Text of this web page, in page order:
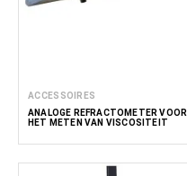
ACCESSOIRES
ANALOGE REFRACTOMETER VOOR
HET METEN VAN VISCOSITEIT